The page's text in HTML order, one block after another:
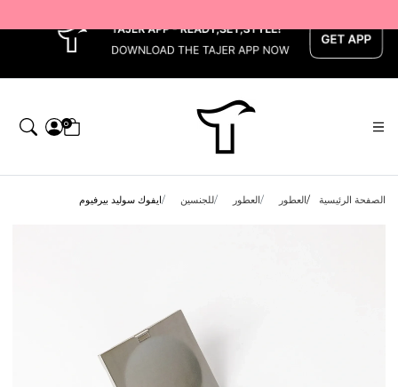
0
الصفحة الرئيسية العطور العطور للجنسين ايفوك سوليد بيرفيوم